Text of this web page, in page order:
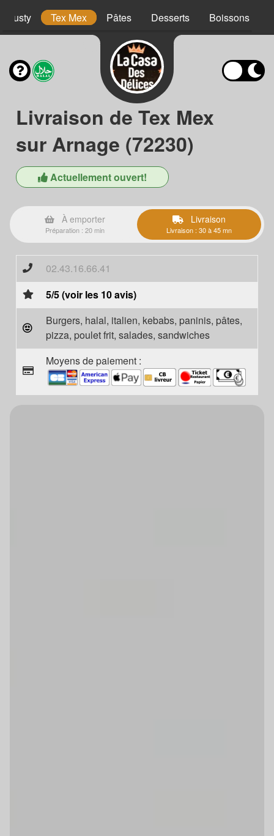
Tex Mex Pâtes Desserts Boissons
Livraison de Tex Mex
sur Arnage (72230)
Actuellement ouvert!
À emporter
Préparation : 20 min
Livraison
Livraison : 30 à 45 mn
02.43.16.66.41
5/5 (voir les 10 avis)
Burgers, halal, italien, kebabs, paninis, pâtes,
pizza, poulet frit, salades, sandwiches
Moyens de paiement :